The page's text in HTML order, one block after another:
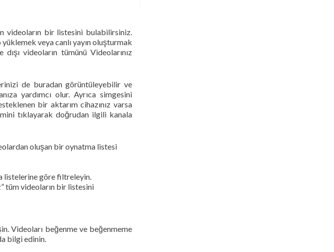
videoların bir listesini bulabilirsiniz.
veya canlı yayın oluşturmak
videoların tümünü Videolarınız
de buradan görüntüleyebilir ve
yardımcı olur. Ayrıca simgesini
bir aktarım cihazınız varsa
tıklayarak doğrudan ilgili kanala
oluşan bir oynatma listesi
listelerine göre filtreleyin.
tüm videoların bir listesini
Videoları beğenme ve beğenmeme
bilgi edinin.